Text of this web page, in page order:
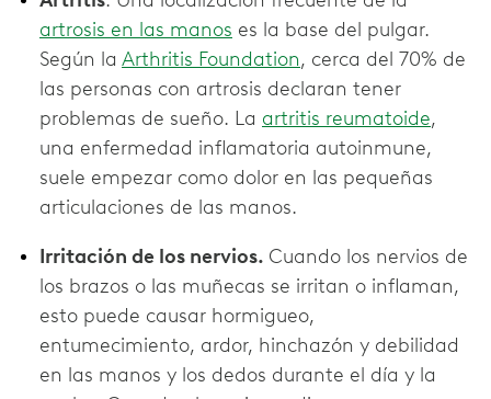
artrosis en las manos es la base del pulgar.
Según la Arthritis Foundation, cerca del 70% de
las personas con artrosis declaran tener
problemas de sueño. La artritis reumatoide,
una enfermedad inflamatoria autoinmune,
suele empezar como dolor en las pequeñas
articulaciones de las manos.
Irritación de los nervios. Cuando los nervios de
los brazos o las muñecas se irritan o inflaman,
esto puede causar hormigueo,
entumecimiento, ardor, hinchazón y debilidad
en las manos y los dedos durante el día y la